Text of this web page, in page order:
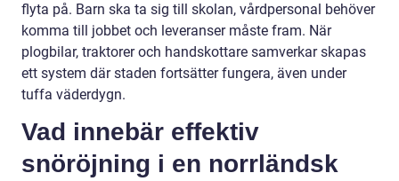
flyta på. Barn ska ta sig till skolan, vårdpersonal behöver
komma till jobbet och leveranser måste fram. När
plogbilar, traktorer och handskottare samverkar skapas
ett system där staden fortsätter fungera, även under
tuffa väderdygn.
Vad innebär effektiv
snöröjning i en norrländsk